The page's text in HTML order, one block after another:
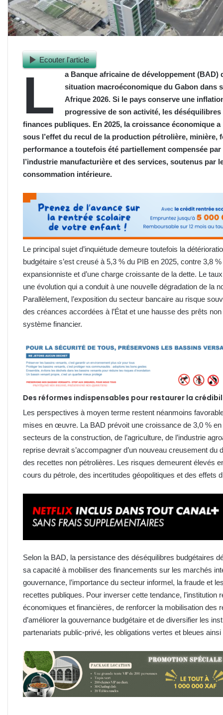
Ecouter l'article
L
a Banque africaine de développement
situation macroéconomique du Gabon dans
Afrique 2026. Si le pays conserve une
progressive de son activité, les
finances publiques. En 2025, la croissance économique
sous l’effet du recul de la production pétrolière,
performance a toutefois été partiellement compensée
l’industrie manufacturière et des services, soutenus par
consommation intérieure.
Le principal sujet d’inquiétude demeure toutefois la
budgétaire s’est creusé à 5,3 % du PIB en 2025, contre 3,8
expansionniste et d’une charge croissante de la dette. Le
une évolution qui a conduit à une nouvelle dégradation de la
Parallèlement, l’exposition du secteur bancaire au risque
des créances accordées à l’État et une hausse des prêts
système financier.
Des réformes indispensables pour restaurer la
Les perspectives à moyen terme restent néanmoins
mises en œuvre. La BAD prévoit une croissance de 3,0 %
secteurs de la construction, de l’agriculture, de l’industrie
reprise devrait s’accompagner d’un nouveau creusement
des recettes non pétrolières. Les risques demeurent élevés
cours du pétrole, des incertitudes géopolitiques et des effets
Selon la BAD, la persistance des déséquilibres budgétaires
sa capacité à mobiliser des financements sur les marchés
gouvernance, l’importance du secteur informel, la fraude et
recettes publiques. Pour inverser cette tendance, l’institution
économiques et financières, de renforcer la mobilisation
d’améliorer la gouvernance budgétaire et de diversifier les
partenariats public-privé, les obligations vertes et bleues